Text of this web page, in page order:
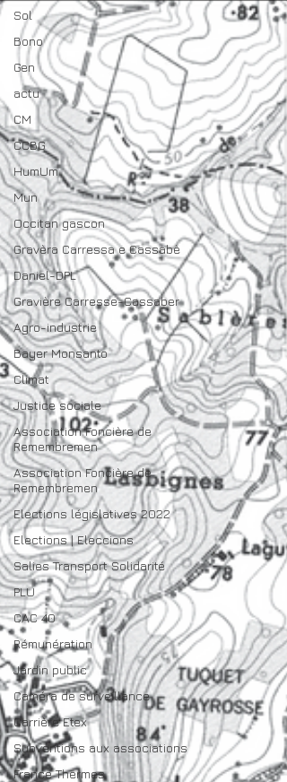
Sol
Bono
Gen
actu
CM
CCBG
HumUm
Mun
Occitan gascon
Gravèra Carressa e Cassabè
Daniel-DPL
Gravière Carresse-Cassaber
Agro-industrie
Bayer Monsanto
Climat
Justice sociale
Association Foncière de
Remembremen
Association Foncière de
Remembremen
Elections législatives 2022
Elections | Eleccions
Salies Transport Solidarité
PLU
CAC 40
Rémunération
Jardin public
Caméra de surveillance
Carrière Etex
Subventions aux associations
France Thermes